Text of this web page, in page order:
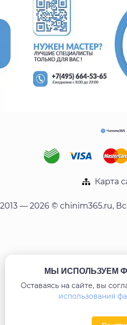
Карта
2013 — 2026 © chinim365.ru,
МЫ ИСПОЛЬЗУЕМ
Оставаясь на сайте, вы
использования